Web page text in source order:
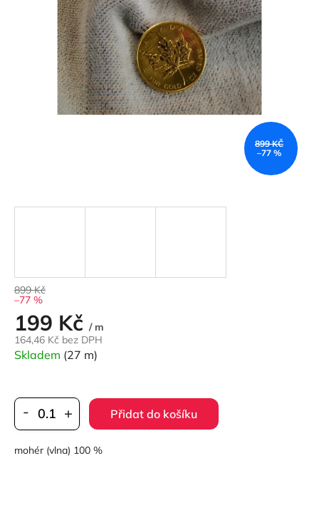
899 KČ
–77 %
899 Kč
–77 %
199 Kč / m
164,46 Kč bez DPH
Měrná
cena:
Skladem (27 m)
Přidat do košíku
mohér (vlna) 100 %